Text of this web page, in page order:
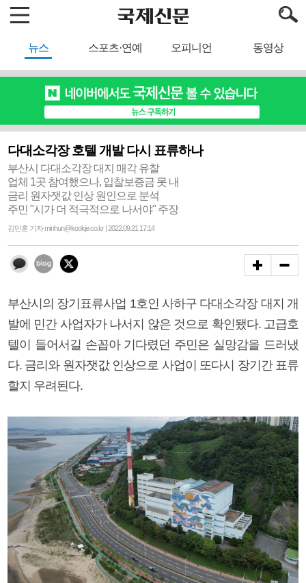
뉴스 스포츠·연예 오피니언 동영상
다대소각장 호텔 개발 다시 표류하나
부산시 다대소각장 대지 매각 유찰
업체 1곳 참여했으나, 입찰보증금 못 내
금리 원자잿값 인상 원인으로 분석
주민 "시가 더 적극적으로 나서야" 주장
김민훈 기자 minhun@kookje.co.kr | 2022.09.21 17:14
부산시의 장기표류사업 1호인 사하구 다대소각장 대지 개
발에 민간 사업자가 나서지 않은 것으로 확인됐다. 고급호
텔이 들어서길 손꼽아 기다렸던 주민은 실망감을 드러냈
다. 금리와 원자잿값 인상으로 사업이 또다시 장기간 표류
할지 우려된다.